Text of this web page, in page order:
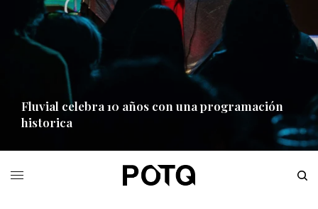
Fluvial celebra 10 años con una programación
historica